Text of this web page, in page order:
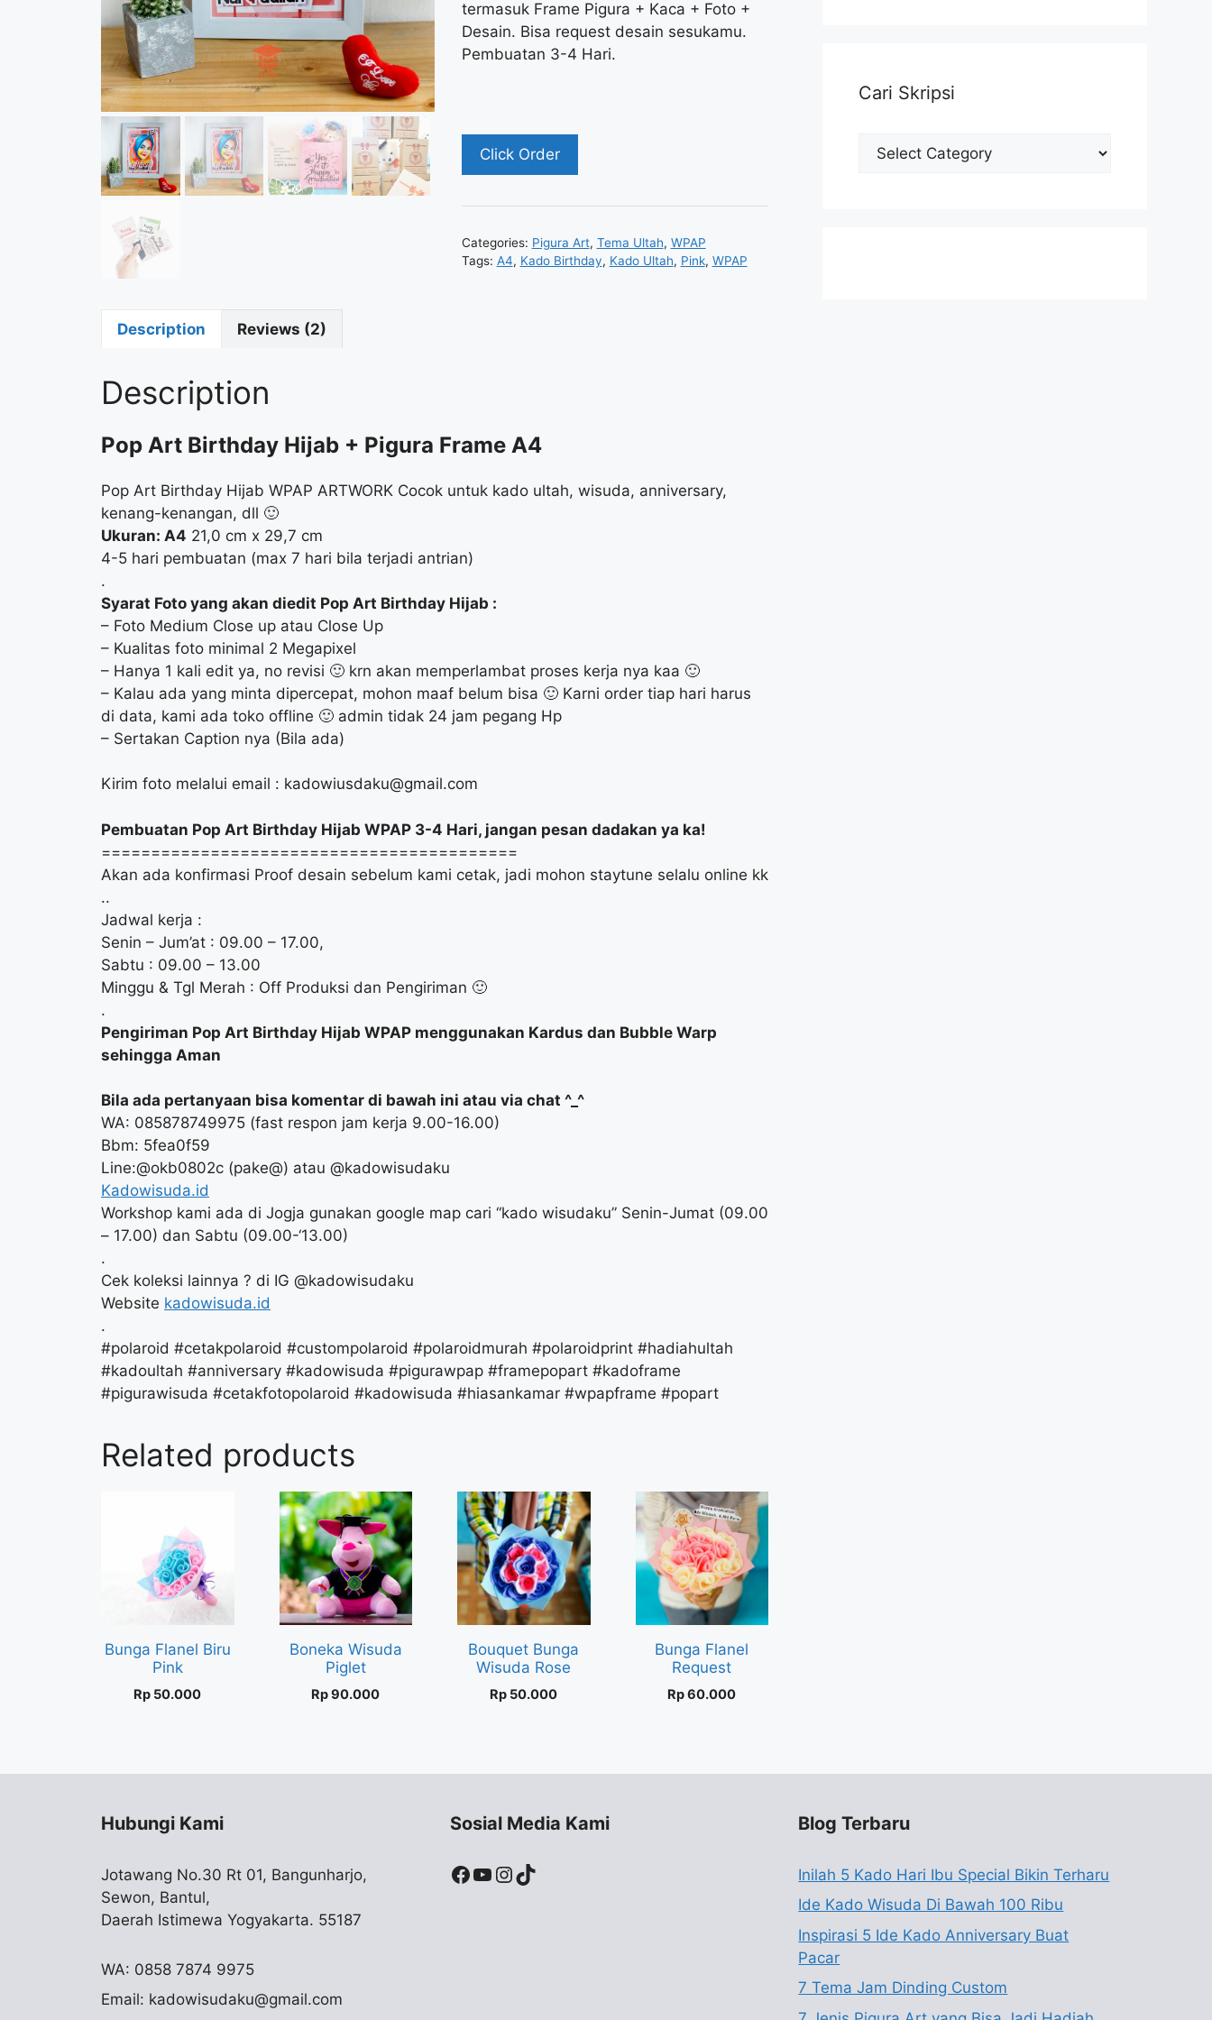
termasuk Frame Pigura + Kaca + Foto +
Desain. Bisa request desain sesukamu.
Pembuatan 3-4 Hari.
Click Order
Categories: Pigura Art, Tema Ultah, WPAP
Tags: A4, Kado Birthday, Kado Ultah, Pink, WPAP
Description Reviews (2)
Description
Pop Art Birthday Hijab + Pigura Frame A4
Pop Art Birthday Hijab WPAP ARTWORK Cocok untuk kado ultah, wisuda, anniversary,
kenang-kenangan, dll 🙂
Ukuran: A4 21,0 cm x 29,7 cm
4-5 hari pembuatan (max 7 hari bila terjadi antrian)
.
Syarat Foto yang akan diedit Pop Art Birthday Hijab :
– Foto Medium Close up atau Close Up
– Kualitas foto minimal 2 Megapixel
– Hanya 1 kali edit ya, no revisi 🙂 krn akan memperlambat proses kerja nya kaa 🙂
– Kalau ada yang minta dipercepat, mohon maaf belum bisa 🙂 Karni order tiap hari harus
di data, kami ada toko offline 🙂 admin tidak 24 jam pegang Hp
– Sertakan Caption nya (Bila ada)
Kirim foto melalui email : kadowiusdaku@gmail.com
Pembuatan Pop Art Birthday Hijab WPAP 3-4 Hari, jangan pesan dadakan ya ka!
==========================================
Akan ada konfirmasi Proof desain sebelum kami cetak, jadi mohon staytune selalu online kk
..
Jadwal kerja :
Senin – Jum’at : 09.00 – 17.00,
Sabtu : 09.00 – 13.00
Minggu & Tgl Merah : Off Produksi dan Pengiriman 🙂
.
Pengiriman Pop Art Birthday Hijab WPAP menggunakan Kardus dan Bubble Warp
sehingga Aman
Bila ada pertanyaan bisa komentar di bawah ini atau via chat ^_^
WA: 085878749975 (fast respon jam kerja 9.00-16.00)
Bbm: 5fea0f59
Line:@okb0802c (pake@) atau @kadowisudaku
Kadowisuda.id
Workshop kami ada di Jogja gunakan google map cari “kado wisudaku” Senin-Jumat (09.00
– 17.00) dan Sabtu (09.00-‘13.00)
.
Cek koleksi lainnya ? di IG @kadowisudaku
Website kadowisuda.id
.
#polaroid #cetakpolaroid #custompolaroid #polaroidmurah #polaroidprint #hadiahultah
#kadoultah #anniversary #kadowisuda #pigurawpap #framepopart #kadoframe
#pigurawisuda #cetakfotopolaroid #kadowisuda #hiasankamar #wpapframe #popart
Related products
Bunga Flanel Biru
Pink
Rp 50.000
Boneka Wisuda
Piglet
Rp90.000
Bouquet Bunga
Wisuda Rose
Rp 50.000
Bunga Flanel
Request
Rp60.000
Cari Skripsi
Cari
Hubungi Kami
Jotawang No.30 Rt 01, Bangunharjo,
Sewon, Bantul,
Daerah Istimewa Yogyakarta. 55187
WA: 0858 7874 9975
Email: kadowisudaku@gmail.com
Sosial Media Kami
Facebook
YouTube
Instagram
TikTok
Blog Terbaru
Inilah 5 Kado Hari Ibu Special Bikin Terharu
Ide Kado Wisuda Di Bawah 100 Ribu
Inspirasi 5 Ide Kado Anniversary Buat
Pacar
7 Tema Jam Dinding Custom